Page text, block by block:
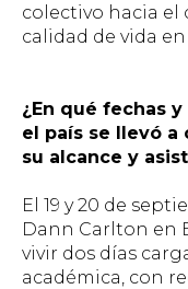
colectivo hacia el
calidad de vida
¿En qué fechas
el país se llevó a
su alcance y
El 19 y 20 de
Dann Carlton en
vivir dos días
académica, con